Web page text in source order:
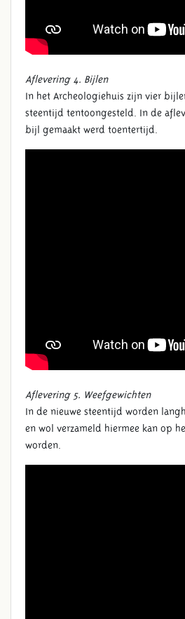
Aflevering 4. Bijlen
In het Archeologiehuis zijn vier
steentijd tentoongesteld. In de
bijl gemaakt werd toentertijd.
Aflevering 5. Weefgewichten
In de nieuwe steentijd worden
en wol verzameld hiermee kan op
worden.